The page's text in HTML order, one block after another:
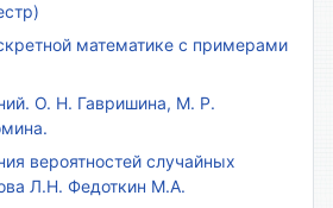
математике с примерами
О. Н. Гавришина, М. Р.
вероятностей случайных
Л.Н. Федоткин М.А.